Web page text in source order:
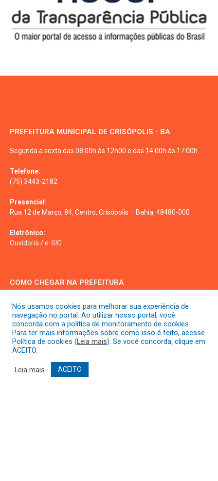
PREFEITURA MUNICIPAL DE CRISÓPOLIS - BA
Segunda a sexta das 08:00h às 12h00 e das 14:00h às 17:00h
Telefone:
(75) 3443-2182
Presencial:
Rua 12 de Março, 84, Centro, Crisópolis – Bahia, 48480-000
Eletrônico:
Ouvidoria /e-SIC
COMO CHEGAR NA PREFEITURA
Nós usamos cookies para melhorar sua experiência de
navegação no portal. Ao utilizar nosso portal, você
concorda com a política de monitoramento de cookies.
Para ter mais informações sobre como isso é feito, acesse
Política de cookies (Leia mais). Se você concorda, clique em
ACEITO.
Leia mais ACEITO